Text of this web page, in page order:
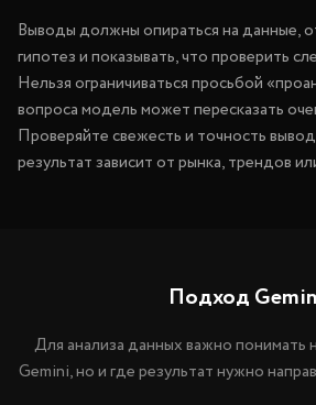
Выводы должны опираться на данные,
гипотез и показывать, что проверить
Нельзя ограничиваться просьбой
вопроса модель может пересказать
Проверяйте свежесть и точность
результат зависит от рынка, трендов
Подход
Для анализа данных важно понимать
Gemini, но и где результат нужно